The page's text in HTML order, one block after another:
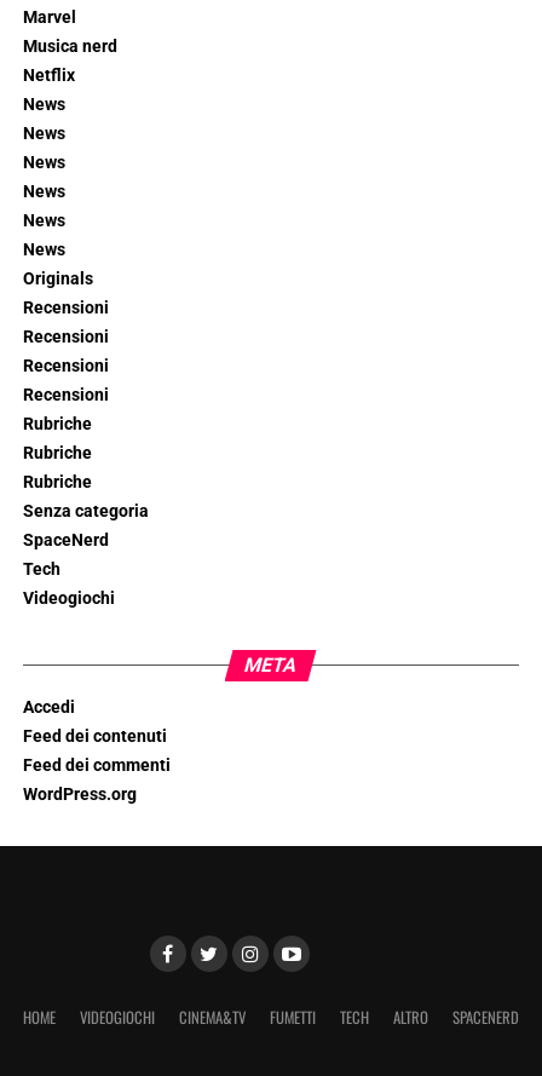
Marvel
Musica nerd
Netflix
News
News
News
News
News
News
Originals
Recensioni
Recensioni
Recensioni
Recensioni
Rubriche
Rubriche
Rubriche
Senza categoria
SpaceNerd
Tech
Videogiochi
META
Accedi
Feed dei contenuti
Feed dei commenti
WordPress.org
HOME VIDEOGIOCHI CINEMA&TV FUMETTI TECH ALTRO SPACENERD